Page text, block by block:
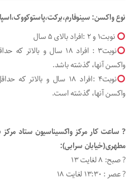
نوع واکسن:
نوبت1 و 2 :افراد بالای 5 سال
واکسن آنها، گذشته باشد.
واکسن آنها، گذشته است.
? ساعت کار مرکز واکسیناسیون ستاد
مطهری(خیابان سرابی):
? صبح: 8 لغایت 13
? عصر : 13:30 لغایت 18